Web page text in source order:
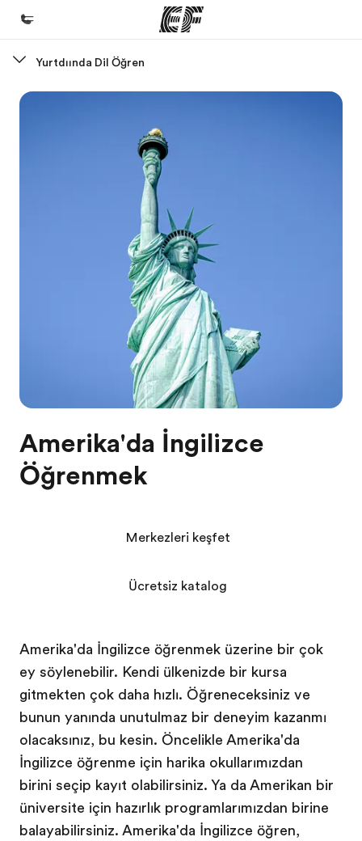
EF'e hoş geldiniz
Tüm programlarımıza göz atın
Yurtdışında Dil Öğren
Amerika'da İngilizce
Öğrenmek
Amerika'da İngilizce öğrenmek üzerine bir çok
şey söylenebilir. Kendi ülkenizde bir kursa
gitmekten çok daha hızlı. Öğreneceksiniz ve
bunun yanında unutulmaz bir deneyim kazanmış
olacaksınız, bu kesin. Öncelikle Amerika'da
İngilizce öğrenme için harika okullarımızdan
birini seçip kayıt olabilirsiniz. Ya da Amerikan bir
üniversite için hazırlık programlarımızdan birine
başlayabilirsiniz. Amerika'da İngilizce öğren,
Merkezleri keşfet
Ücretsiz katalog